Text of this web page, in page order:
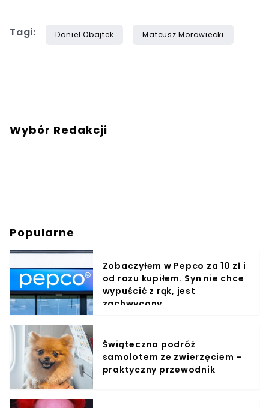
Tagi: Daniel Obajtek Mateusz Morawiecki
Wybór Redakcji
Popularne
Zobaczyłem w Pepco za 10 zł i
od razu kupiłem. Syn nie chce
wypuścić z rąk, jest
zachwycony
Świąteczna podróż
samolotem ze zwierzęciem –
praktyczny przewodnik